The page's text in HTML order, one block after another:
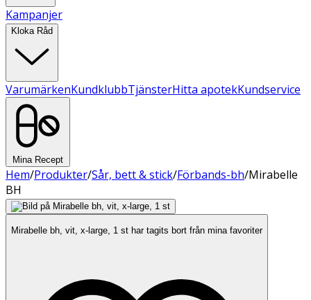
Kampanjer
Kloka Råd
VarumärkenKundklubbTjänsterHitta apotekKundservice
Mina Recept
Hem/Produkter/Sår, bett & stick/Förbands-bh/Mirabelle
BH
Mirabelle bh, vit, x-large, 1 st har tagits bort från mina favoriter